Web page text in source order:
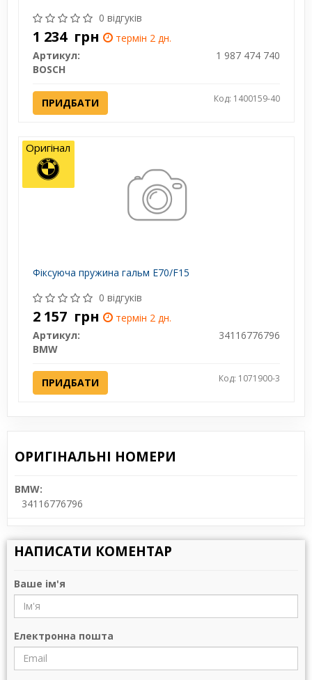
0 відгуків
1 234 грн
термін 2 дн.
Артикул:
1 987 474 740
BOSCH
ПРИДБАТИ Код: 1400159-40
Фіксуюча пружина гальм E70/F15
0 відгуків
2 157 грн
термін 2 дн.
Артикул:
34116776796
BMW
ПРИДБАТИ Код: 1071900-3
Оригінал
ОРИГІНАЛЬНІ НОМЕРИ
BMW:
34116776796
НАПИСАТИ КОМЕНТАР
Ваше ім'я
Електронна пошта